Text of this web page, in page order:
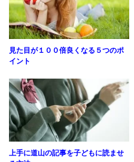
見た目が１００倍良くなる５つのポ
イント
上手に道山の記事を子どもに読ませ